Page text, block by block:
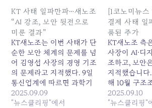
KT 사태 일파만파…새노조
“AI 강조, 보안 뒷전으로
미룬 결과”
KT새노조는 이번 사태가 단
순한 보안 체계의 문제를 넘
어 김영섭 사장의 경영 기조
의 문제라고 지적했다. 9일
통신업계에 따르면 과학기
술정보통신부와 한국인터
넷진흥원(KISA)은 KT 고객
2025.09.09
"뉴스클리핑"에서
[1코노미뉴
결제 사태 일
품된 주가
KT새노조 측
사장이 AI·디
조하고, 보안
지적했습니
해 10월 구조
자가 6명이 사
재가 끼고 있
2025.09.10
"뉴스클리핑"